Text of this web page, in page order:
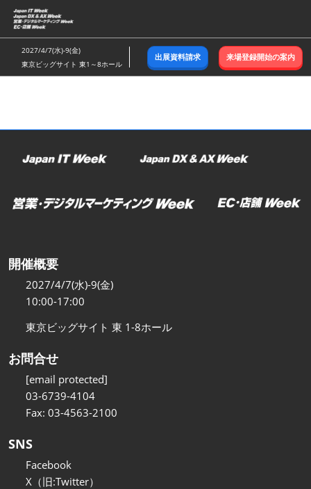
ス
キ
ッ
し
む
2027/4/7(水)-9(金)
東京ビッグサイト 東1～8ホール
出展資料請求 来場登録開始の案内
開催概要
2027/4/7(水)-9(金)
10:00-17:00
東京ビッグサイト 東 1-8ホール
お問合せ
[email protected]
03-6739-4104
Fax: 03-4563-2100
SNS
Facebook
X（旧:Twitter）